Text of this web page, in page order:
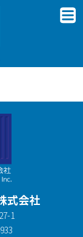
式会社
1